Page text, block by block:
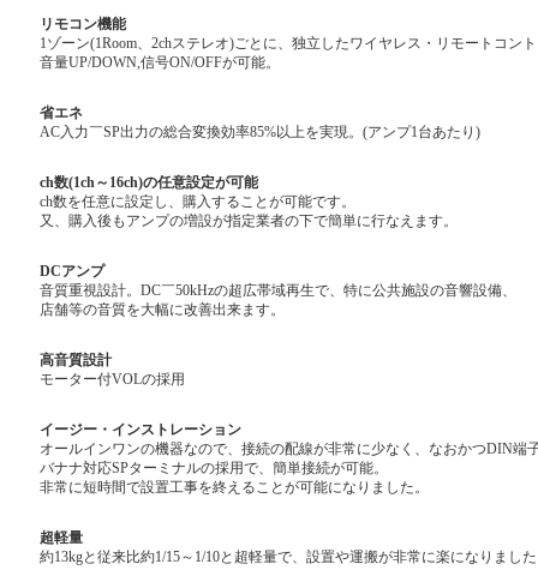
リモコン機能
1ゾーン(1Room、2chステレオ)ごとに、独立したワイヤレス・リモートコン
音量UP/DOWN,信号ON/OFFが可能。
省エネ
AC入力￣SP出力の総合変換効率85%以上を実現。(アンプ1台あたり)
ch数(1ch～16ch)の任意設定が可能
ch数を任意に設定し、購入することが可能です。
又、購入後もアンプの増設が指定業者の下で簡単に行なえます。
DCアンプ
音質重視設計。DC￣50kHzの超広帯域再生で、特に公共施設の音響設備、
店舗等の音質を大幅に改善出来ます。
高音質設計
モーター付VOLの採用
イージー・インストレーション
オールインワンの機器なので、接続の配線が非常に少なく、なおかつDIN端
バナナ対応SPターミナルの採用で、簡単接続が可能。
非常に短時間で設置工事を終えることが可能になりました。
超軽量
約13kgと従来比約1/15～1/10と超軽量で、設置や運搬が非常に楽になりまし